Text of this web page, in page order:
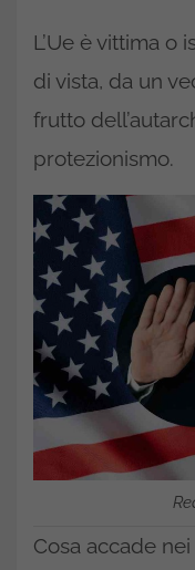
L’Ue è vittima o
di vista, da un
frutto
protezionismo.
Cosa accade